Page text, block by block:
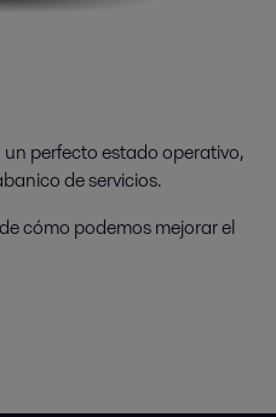
perfecto estado operativo,
de servicios.
cómo podemos mejorar el